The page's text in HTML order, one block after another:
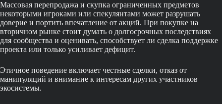
Массовая перепродажа и скупка ограниченных предметов
некоторыми игроками или спекулянтами может разрушать
доверие и портить впечатление от акций. При покупке на
вторичном рынке стоит думать о долгосрочных последствиях
для сообщества и оценивать, способствует ли сделка поддержке
проекта или только усиливает дефицит.
Этичное поведение включает честные сделки, отказ от
манипуляций и внимание к интересам других участников
экосистемы.